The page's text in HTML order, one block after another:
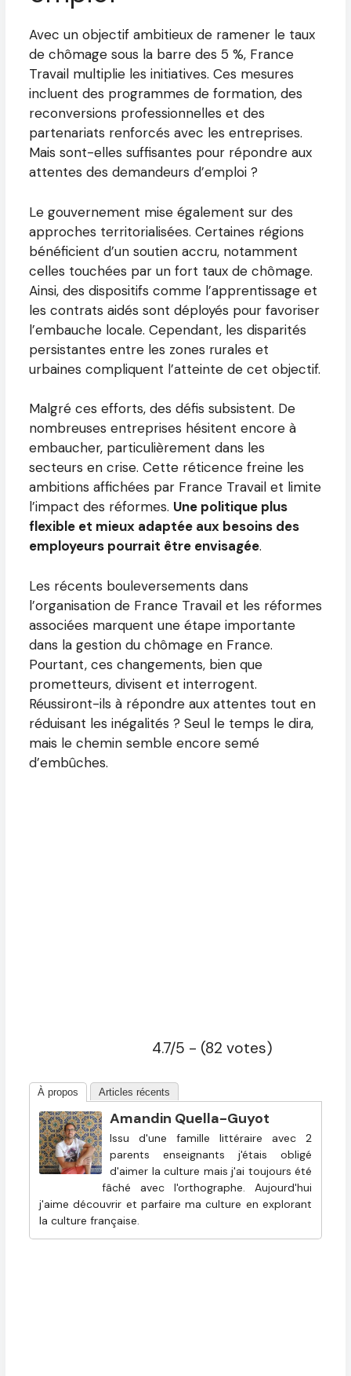
Avec un objectif ambitieux de ramener le taux
de chômage sous la barre des 5 %, France
Travail multiplie les initiatives. Ces mesures
incluent des programmes de formation, des
reconversions professionnelles et des
partenariats renforcés avec les entreprises.
Mais sont-elles suffisantes pour répondre aux
attentes des demandeurs d’emploi ?
Le gouvernement mise également sur des
approches territorialisées. Certaines régions
bénéficient d’un soutien accru, notamment
celles touchées par un fort taux de chômage.
Ainsi, des dispositifs comme l’apprentissage et
les contrats aidés sont déployés pour favoriser
l’embauche locale. Cependant, les disparités
persistantes entre les zones rurales et
urbaines compliquent l’atteinte de cet objectif.
Malgré ces efforts, des défis subsistent. De
nombreuses entreprises hésitent encore à
embaucher, particulièrement dans les
secteurs en crise. Cette réticence freine les
ambitions affichées par France Travail et limite
l’impact des réformes. Une politique plus
flexible et mieux adaptée aux besoins des
employeurs pourrait être envisagée.
Les récents bouleversements dans
l’organisation de France Travail et les réformes
associées marquent une étape importante
dans la gestion du chômage en France.
Pourtant, ces changements, bien que
prometteurs, divisent et interrogent.
Réussiront-ils à répondre aux attentes tout en
réduisant les inégalités ? Seul le temps le dira,
mais le chemin semble encore semé
d’embûches.
4.7/5 - (82 votes)
À propos Articles récents
Amandin Quella-Guyot
Issu d'une famille littéraire avec 2
parents enseignants j'étais obligé
d'aimer la culture mais j'ai toujours été
fâché avec l'orthographe. Aujourd'hui
j'aime découvrir et parfaire ma culture en explorant
la culture française.